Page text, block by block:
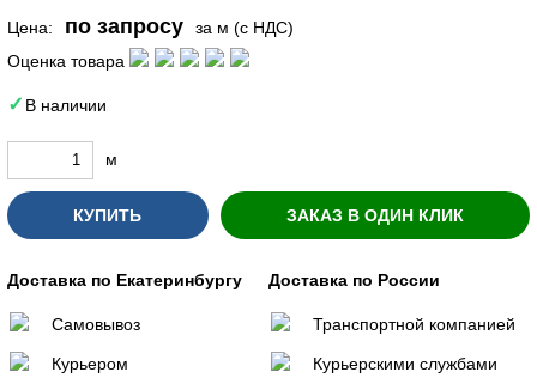
Цена: по запросу
за м (с НДС)
Оценка товара
В наличии
м
КУПИТЬ ЗАКАЗ В ОДИН КЛИК
Доставка по Екатеринбургу
Самовывоз
Курьером
Доставка по России
Транспортной компанией
Курьерскими службами